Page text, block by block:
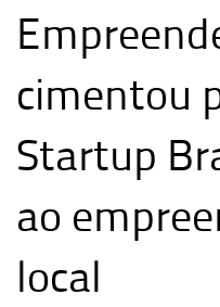
cimentou
Startup
ao
local